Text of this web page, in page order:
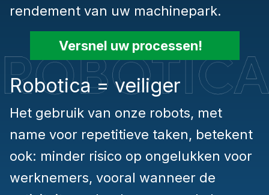
Versnel uw processen!
rendement van uw machinepark.
Robotica = veiliger
Het gebruik van onze robots, met
name voor repetitieve taken, betekent
ook: minder risico op ongelukken voor
werknemers, vooral wanneer de